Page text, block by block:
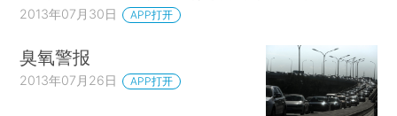
2013年07月30日 APP打开
臭氧警报
2013年07月26日 APP打开